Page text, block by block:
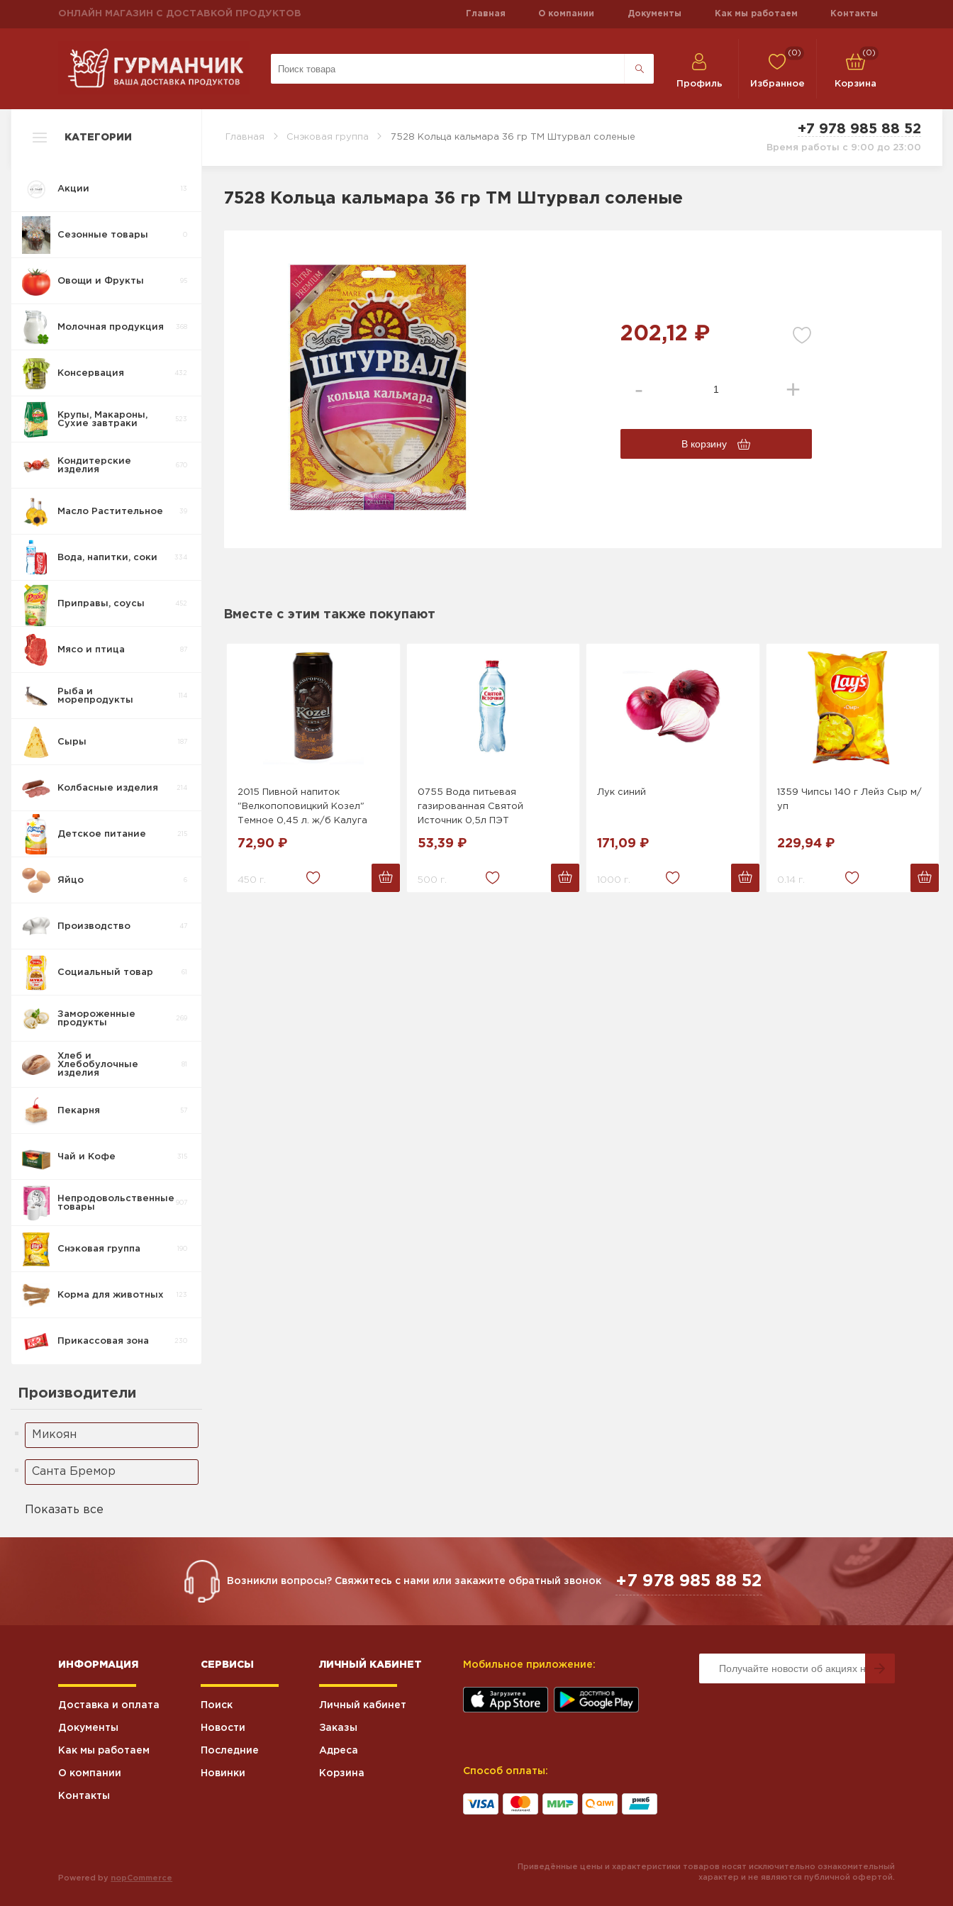
ОНЛАЙН МАГАЗИН С ДОСТАВКОЙ ПРОДУКТОВ Главная О компании Документы Как мы работаем Контакты
Профиль
(0)
Избранное
(0)
Корзина
Главная Снэковая группа 7528 Кольца кальмара 36 гр ТМ Штурвал соленые
+7 978 985 88 52
Время работы с 9:00 до 23:00
КАТЕГОРИИ
Акции 13
Сезонные товары
Овощи и Фрукты 95
Молочная продукция 368
Консервация 432
Крупы, Макароны,
Сухие завтраки
523
Кондитерские
изделия
670
Масло Растительное 39
Вода, напитки, соки 334
Приправы, соусы 452
Мясо и птица 87
Рыба и
морепродукты
114
Сыры 187
Колбасные изделия 214
Детское питание 215
Яйцо 6
Производство 47
Социальный товар 61
Замороженные
продукты
269
Хлеб и
Хлебобулочные
изделия
81
Пекарня 57
Чай и Кофе 315
Непродовольственные
товары
907
Снэковая группа 190
Чипсы и снеки
Корма для животных 123
Прикассовая зона 230
Производители
Микоян
Санта Бремор
Показать все
7528 Кольца кальмара 36 гр ТМ Штурвал соленые
202,12 ₽
В корзину
Вместе с этим также покупают
2015 Пивной напиток
"Велкопоповицкий Козел"
Темное 0,45 л. ж/б Калуга
72,90 ₽
450 г.
0755 Вода питьевая
газированная Святой
Источник 0,5л ПЭТ
53,39 ₽
500 г.
Лук синий
171,09 ₽
1000 г.
1359 Чипсы 140 г Лейз Сыр м/
уп
229,94 ₽
0.14 г.
Возникли вопросы? Свяжитесь с нами или закажите обратный звонок +7 978 985 88 52
ИНФОРМАЦИЯ
Доставка и оплата
Документы
Как мы работаем
О компании
Контакты
СЕРВИСЫ
Поиск
Новости
Последние
Новинки
ЛИЧНЫЙ КАБИНЕТ
Личный кабинет
Заказы
Адреса
Корзина
Мобильное приложение:
Способ оплаты:
Powered by nopCommerce
Приведённые цены и характеристики товаров носят исключительно ознакомительный
характер и не являются публичной офертой.